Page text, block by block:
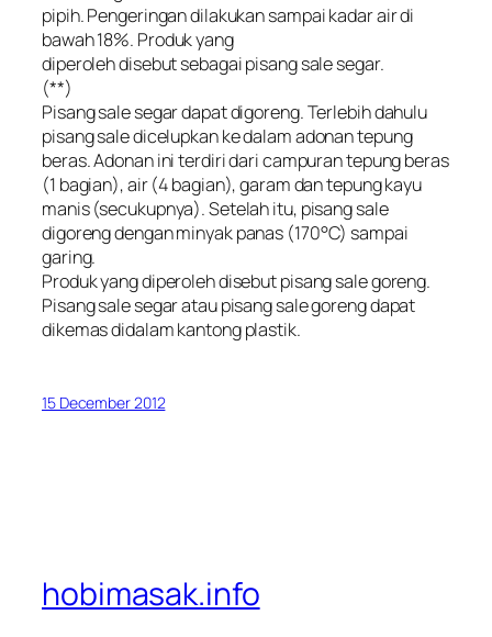
pipih. Pengeringan dilakukan sampai kadar air di
bawah 18%. Produk yang
diperoleh disebut sebagai pisang sale segar.
(**)
Pisang sale segar dapat digoreng. Terlebih dahulu
pisang sale dicelupkan ke dalam adonan tepung
beras. Adonan ini terdiri dari campuran tepung beras
(1 bagian), air (4 bagian), garam dan tepung kayu
manis (secukupnya). Setelah itu, pisang sale
digoreng dengan minyak panas (170°C) sampai
garing.
Produk yang diperoleh disebut pisang sale goreng.
Pisang sale segar atau pisang sale goreng dapat
dikemas didalam kantong plastik.
15 December 2012
hobimasak.info